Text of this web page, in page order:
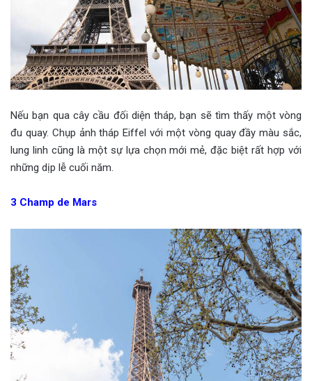
Nếu bạn qua cây cầu đối diện tháp, bạn sẽ tìm thấy một vòng
đu quay. Chụp ảnh tháp Eiffel với một vòng quay đầy màu sắc,
lung linh cũng là một sự lựa chọn mới mẻ, đặc biệt rất hợp với
những dịp lễ cuối năm.
3 Champ de Mars